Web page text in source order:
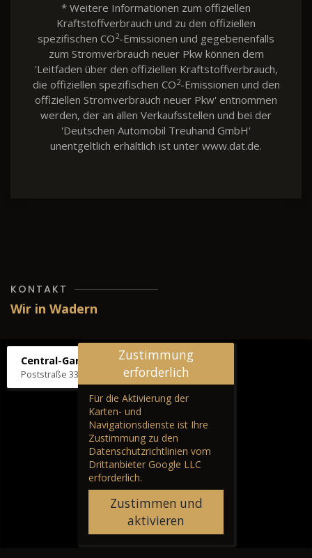
* Weitere Informationen zum offiziellen
Kraftstoffverbrauch und zu den offiziellen
spezifischen CO2-Emissionen und gegebenenfalls
zum Stromverbrauch neuer Pkw können dem
'Leitfaden über den offiziellen Kraftstoffverbrauch,
die offiziellen spezifischen CO2-Emissionen und den
offiziellen Stromverbrauch neuer Pkw' entnommen
werden, der an allen Verkaufsstellen und bei der
'Deutschen Automobil Treuhand GmbH'
unentgeltlich erhältlich ist unter www.dat.de.
KONTAKT
Wir in Wadern
Central-Garage H. Wilhelm
Poststraße 33, 66687 Wadern
Zustimmung
erforderlich
Für die Aktivierung der
Karten- und
Navigationsdienste ist Ihre
Zustimmung zu den
Datenschutzrichtlinien vom
Drittanbieter Google LLC
erforderlich.
Zustimmen und
aktivieren